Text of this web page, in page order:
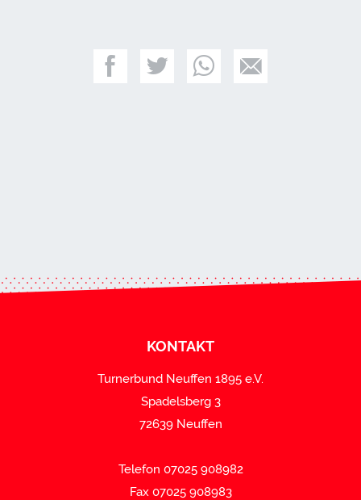
KONTAKT
Turnerbund Neuffen 1895 e.V.
Spadelsberg 3
72639 Neuffen
Telefon 07025 908982
Fax 07025 908983